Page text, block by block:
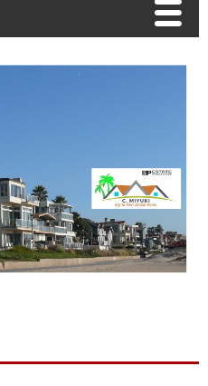
Menu
コントロール